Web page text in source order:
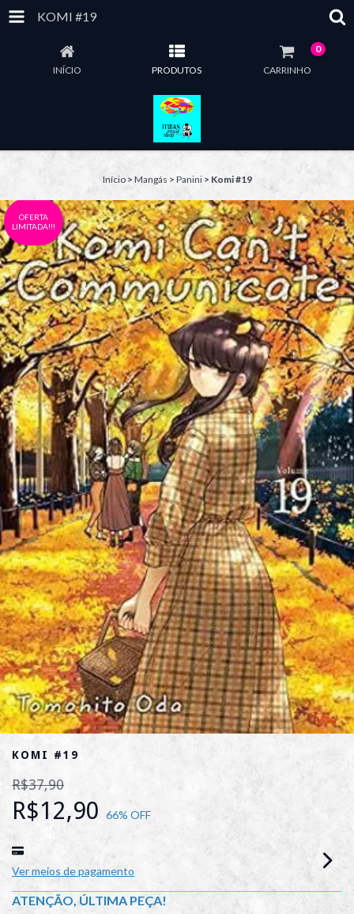
KOMI #19
INÍCIO PRODUTOS CARRINHO
0
Início > Mangás > Panini > Komi #19
OFERTA
LIMITADA!!!
KOMI #19
R$37,90
R$12,90 66% OFF
Ver meios de pagamento
ATENÇÃO, ÚLTIMA PEÇA!